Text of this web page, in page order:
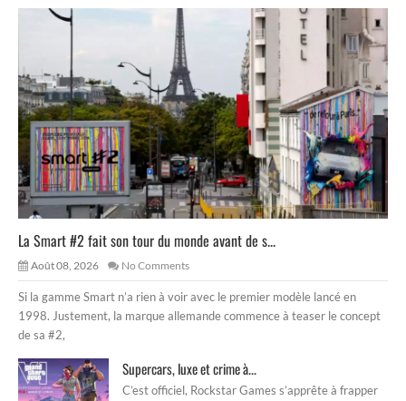
La Smart #2 fait son tour du monde avant de s...
Août 08, 2026 No Comments
Si la gamme Smart n’a rien à voir avec le premier modèle lancé en
1998. Justement, la marque allemande commence à teaser le concept
de sa #2,
Supercars, luxe et crime à...
C’est officiel, Rockstar Games s’apprête à frapper